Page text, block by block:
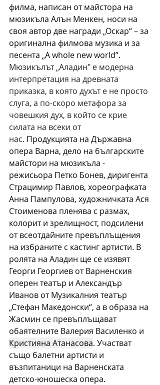
филма, написан от майсторa на
мюзикъла Алън Менкен, носи на
своя автор две награди „Оскар“ – за
оригинална филмова музика и за
песента „A whole new world”.
Мюзикълът „Аладин" е модерна
интерпретация на древната
приказка, в която духът е не просто
слуга, а по-скоро метафора за
човешкия дух, в който се крие
силата на всеки от
нас. Продукцията на Държавна
опера Варна, дело на българските
майстори на мюзикъла -
режисьора Петко Бонев, диригента
Страцимир Павлов, хореографката
Анна Пампулова, художничката Ася
Стоименова пленява с размах,
колорит и зрелищност, подсилени
от всеотдайните превъплъщения
на избраните с кастинг артисти. В
ролята на Аладин ще се изявят
Георги Георгиев от Варненския
оперен театър и Александър
Иванов от Музикалния театър
„Стефан Македонски“, а в образа на
Жасмин се превъплъщават
обаятелните Валерия Василенко и
Кристияна Атанасова. Участват
също балетни артисти и
възпитаници на Варненската
детско-юношеска опера.